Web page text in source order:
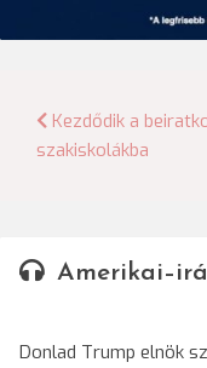
Bejegyzés
Kezdődik a
szakiskolákba
Donlad Trump elnök